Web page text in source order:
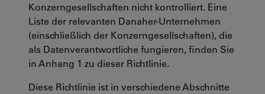
Konzerngesellschaften nicht kontrolliert. Eine
Liste der relevanten Danaher-Unternehmen
(einschließlich der Konzerngesellschaften), die
als Datenverantwortliche fungieren, finden Sie
in Anhang 1 zu dieser Richtlinie.
Diese Richtlinie ist in verschiedene Abschnitte